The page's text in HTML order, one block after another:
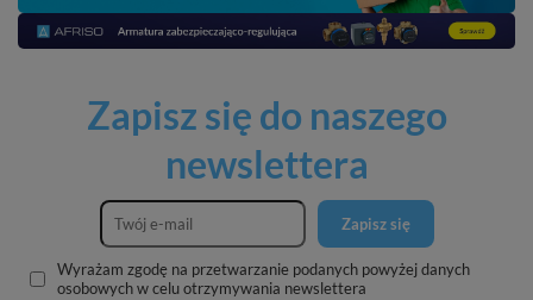
Zapisz się do naszego
newslettera
Zapisz się
Wyrażam zgodę na przetwarzanie podanych powyżej danych
osobowych w celu otrzymywania newslettera